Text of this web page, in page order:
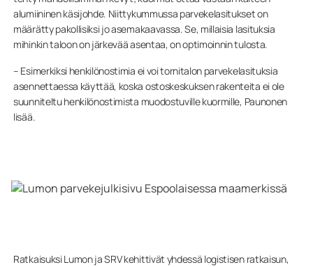
alumiininen käsijohde. Niittykummussa parvekelasitukset on
määrätty pakollisiksi jo asemakaavassa. Se, millaisia lasituksia
mihinkin taloon on järkevää asentaa, on optimoinnin tulosta.
– Esimerkiksi henkilönostimia ei voi tornitalon parvekelasituksia
asennettaessa käyttää, koska ostoskeskuksen rakenteita ei ole
suunniteltu henkilönostimista muodostuville kuormille, Paunonen
lisää.
Ratkaisuksi Lumon ja SRV kehittivät yhdessä logistisen ratkaisun,